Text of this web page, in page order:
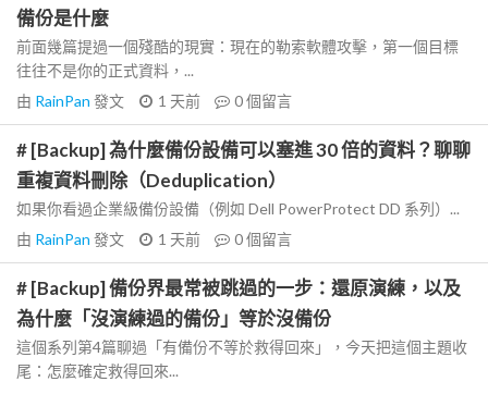
備份是什麼
前面幾篇提過一個殘酷的現實：現在的勒索軟體攻擊，第一個目標
往往不是你的正式資料，...
由 RainPan 發文 1 天前 0個留言
# [Backup] 為什麼備份設備可以塞進 30 倍的資料？聊聊
重複資料刪除（Deduplication）
如果你看過企業級備份設備（例如 Dell PowerProtect DD 系列）...
由 RainPan 發文 1 天前 0個留言
# [Backup] 備份界最常被跳過的一步：還原演練，以及
為什麼「沒演練過的備份」等於沒備份
這個系列第4篇聊過「有備份不等於救得回來」，今天把這個主題收
尾：怎麼確定救得回來...